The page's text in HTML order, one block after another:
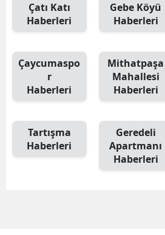
Çatı Katı
Haberleri
Gebe Köyü
Haberleri
Çaycumaspo
r
Haberleri
Mithatpaşa
Mahallesi
Haberleri
Tartışma
Haberleri
Geredeli
Apartmanı
Haberleri